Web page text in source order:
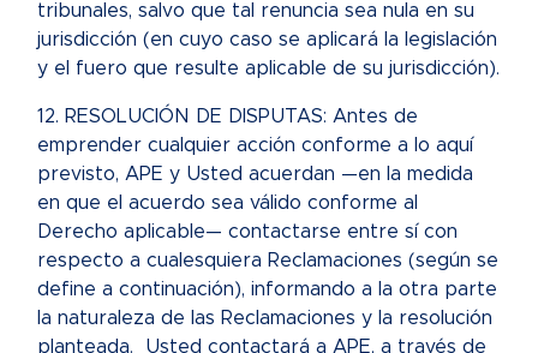
tribunales, salvo que tal renuncia sea nula en su
jurisdicción (en cuyo caso se aplicará la legislación
y el fuero que resulte aplicable de su jurisdicción).
12. RESOLUCIÓN DE DISPUTAS: Antes de
emprender cualquier acción conforme a lo aquí
previsto, APE y Usted acuerdan —en la medida
en que el acuerdo sea válido conforme al
Derecho aplicable— contactarse entre sí con
respecto a cualesquiera Reclamaciones (según se
define a continuación), informando a la otra parte
la naturaleza de las Reclamaciones y la resolución
planteada. Usted contactará a APE, a través de